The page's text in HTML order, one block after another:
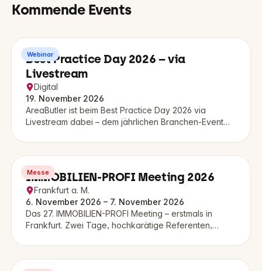
Kommende Events
Webinar
Best Practice Day 2026 – via
Livestream
Digital
19. November 2026
AreaButler ist beim Best Practice Day 2026 via
Livestream dabei – dem jährlichen Branchen-Event
Immobilienwirtschaft.
Messe
IMMOBILIEN-PROFI Meeting 2026
Frankfurt a. M.
6. November 2026 – 7. November 2026
Das 27. IMMOBILIEN-PROFI Meeting – erstmals in
Frankfurt. Zwei Tage, hochkarätige Referenten,